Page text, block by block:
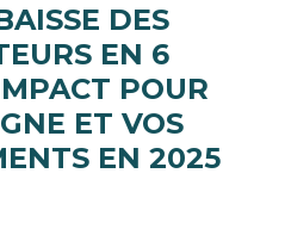
DES
EN 6
POUR
ET VOS
EN 2025